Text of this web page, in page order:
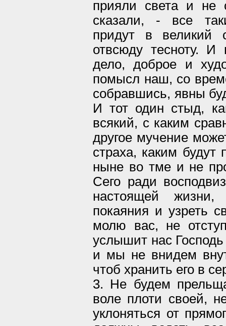
прияли света и не
сказали, - все
придут в великий
отвсюду тесноту.
дело, доброе и
помысл наш, со
собравшись, явны
И тот один стыд,
всякий, с каким
другое мучение
страха, каким будут
ныне во тме и не
Сего ради
настоящей
покаяния и узреть
молю вас, не
услышит нас
и мы не внидем
чтоб хранить его в
3. Не будем
воле плоти своей,
уклоняться от